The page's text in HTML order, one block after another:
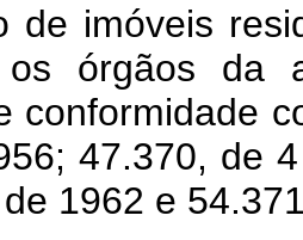
de imóveis
órgãos da
conformidade
47.370, de
1962 e